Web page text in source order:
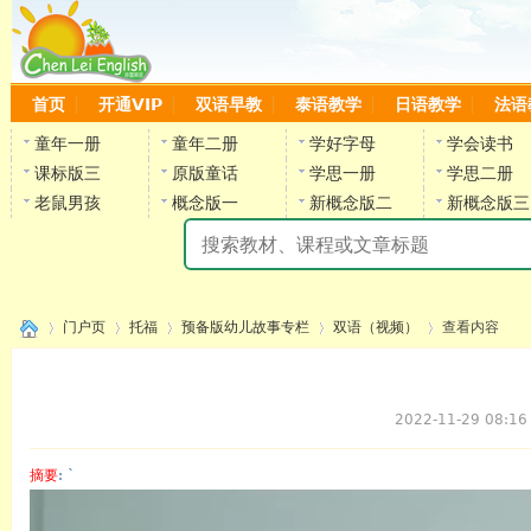
首页 开通VIP 双语早教 泰语教学 日语教学 法语
童年一册 童年二册 学好字母
学会读书
课标版三
原版童话 学思一册
学思二册
老鼠男孩
概念版一 新概念版二 新概念版三
陈雷
门户页 托福 预备版幼儿故事专栏 双语（视频）
›
查看内容
2022-11-29 08:16
摘要: `